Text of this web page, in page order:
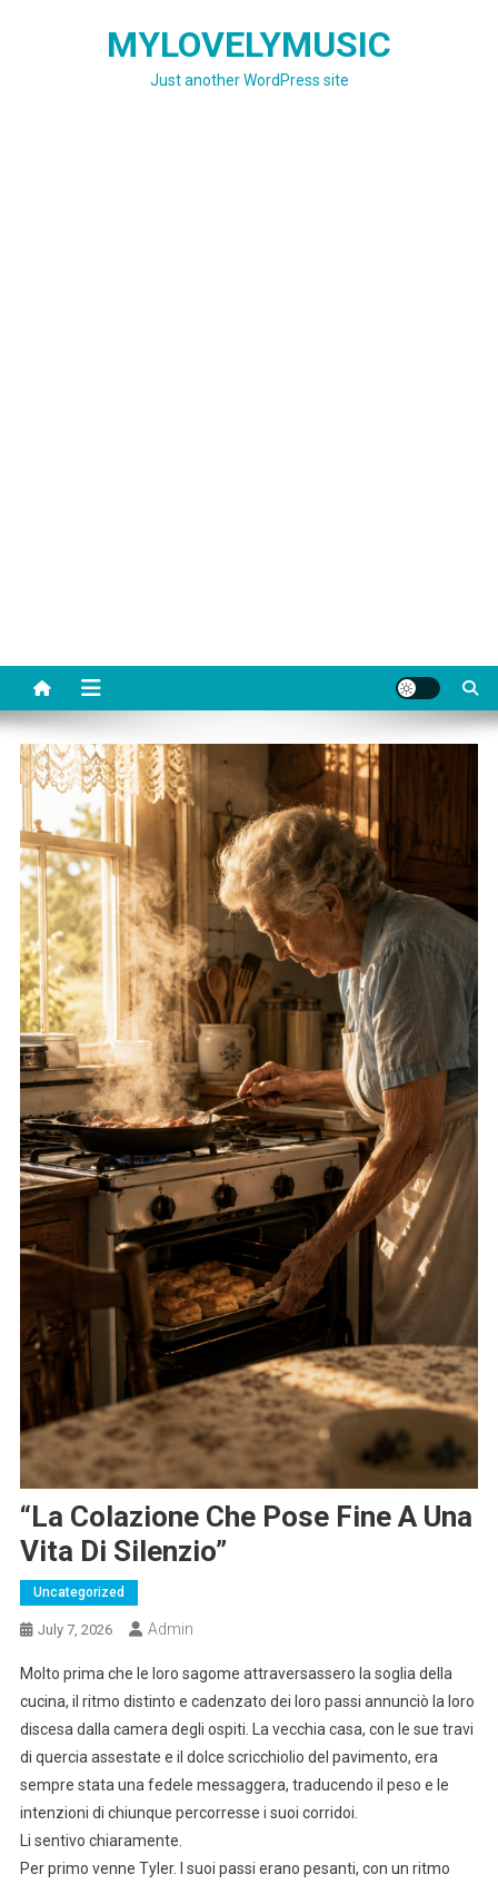
MYLOVELYMUSIC
Just another WordPress site
“La Colazione Che Pose Fine A Una
Vita Di Silenzio”
Uncategorized
July 7, 2026 Admin
Molto prima che le loro sagome attraversassero la soglia della
cucina, il ritmo distinto e cadenzato dei loro passi annunciò la loro
discesa dalla camera degli ospiti. La vecchia casa, con le sue travi
di quercia assestate e il dolce scricchiolio del pavimento, era
sempre stata una fedele messaggera, traducendo il peso e le
intenzioni di chiunque percorresse i suoi corridoi.
Li sentivo chiaramente.
Per primo venne Tyler. I suoi passi erano pesanti, con un ritmo